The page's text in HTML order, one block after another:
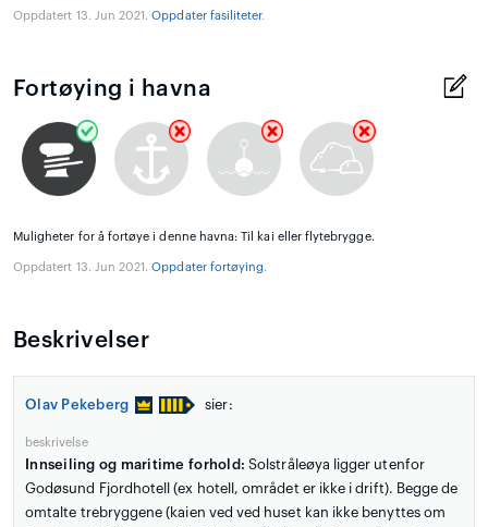
Oppdatert 13. Jun 2021.Oppdater fasiliteter.
Fortøying i havna
Muligheter for å fortøye i denne havna: Til kai eller flytebrygge.
Oppdatert 13. Jun 2021.Oppdater fortøying.
Beskrivelser
Olav Pekeberg sier:
beskrivelse
Innseiling og maritime forhold: Solstråleøya ligger utenfor
Godøsund Fjordhotell (ex hotell, området er ikke i drift). Begge de
omtalte trebryggene (kaien ved ved huset kan ikke benyttes om